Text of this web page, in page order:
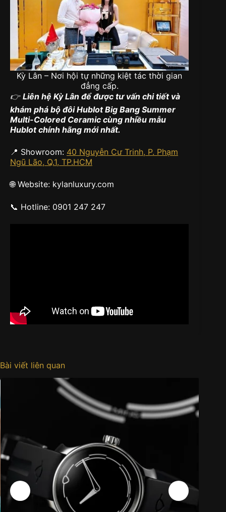
Kỳ Lân – Nơi hội tự những kiệt tác thời gian
đẳng cấp.
👉 Liên hệ Kỳ Lân để được tư vấn chi tiết và
khám phá bộ đôi Hublot Big Bang Summer
Multi-Colored Ceramic cùng nhiều mẫu
Hublot chính hãng mới nhất.
📍 Showroom: 40 Nguyễn Cư Trinh, P. Phạm
Ngũ Lão, Q.1, TP.HCM
🌐 Website: kylanluxury.com
📞 Hotline: 0901 247 247
Bài viết liên quan